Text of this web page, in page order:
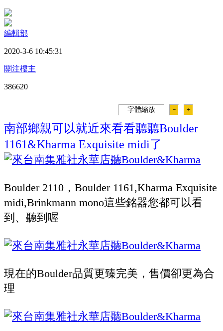
編輯部
2020-3-6 10:45:31
關注樓主
386620
字體縮放 － ＋
南部鄉親可以就近來看看聽聽Boulder
1161&Kharma Exquisite midi了
Boulder 2110，Boulder 1161,Kharma Exquisite
midi,Brinkmann mono這些銘器您都可以看
到、聽到喔
現在的Boulder品質更臻完美，售價卻更為合
理